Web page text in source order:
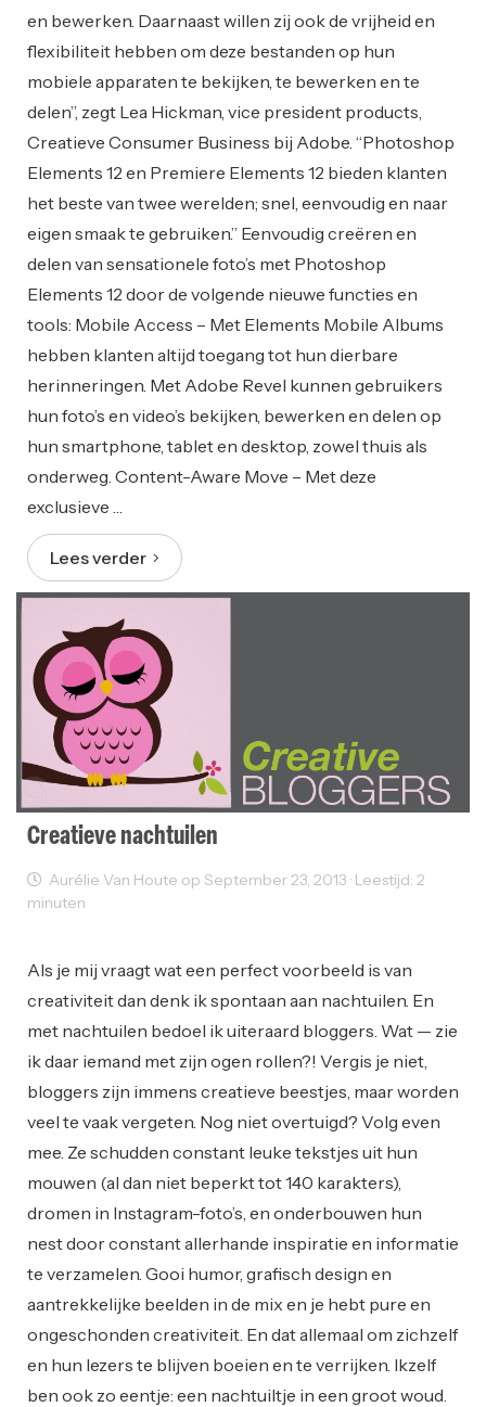
en bewerken. Daarnaast willen zij ook de vrijheid en
flexibiliteit hebben om deze bestanden op hun
mobiele apparaten te bekijken, te bewerken en te
delen”, zegt Lea Hickman, vice president products,
Creatieve Consumer Business bij Adobe. “Photoshop
Elements 12 en Premiere Elements 12 bieden klanten
het beste van twee werelden; snel, eenvoudig en naar
eigen smaak te gebruiken.” Eenvoudig creëren en
delen van sensationele foto’s met Photoshop
Elements 12 door de volgende nieuwe functies en
tools: Mobile Access – Met Elements Mobile Albums
hebben klanten altijd toegang tot hun dierbare
herinneringen. Met Adobe Revel kunnen gebruikers
hun foto’s en video’s bekijken, bewerken en delen op
hun smartphone, tablet en desktop, zowel thuis als
onderweg. Content-Aware Move – Met deze
exclusieve …
Lees verder
Creatieve nachtuilen
Aurélie Van Houte op September 23, 2013 · Leestijd: 2
minuten
Als je mij vraagt wat een perfect voorbeeld is van
creativiteit dan denk ik spontaan aan nachtuilen. En
met nachtuilen bedoel ik uiteraard bloggers. Wat — zie
ik daar iemand met zijn ogen rollen?! Vergis je niet,
bloggers zijn immens creatieve beestjes, maar worden
veel te vaak vergeten. Nog niet overtuigd? Volg even
mee. Ze schudden constant leuke tekstjes uit hun
mouwen (al dan niet beperkt tot 140 karakters),
dromen in Instagram-foto’s, en onderbouwen hun
nest door constant allerhande inspiratie en informatie
te verzamelen. Gooi humor, grafisch design en
aantrekkelijke beelden in de mix en je hebt pure en
ongeschonden creativiteit. En dat allemaal om zichzelf
en hun lezers te blijven boeien en te verrijken. Ikzelf
ben ook zo eentje: een nachtuiltje in een groot woud.